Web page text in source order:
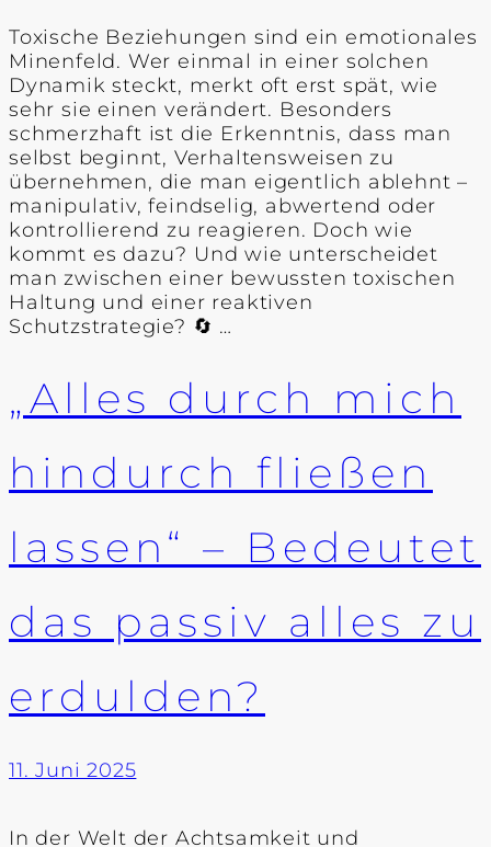
Toxische Beziehungen sind ein emotionales
Minenfeld. Wer einmal in einer solchen
Dynamik steckt, merkt oft erst spät, wie
sehr sie einen verändert. Besonders
schmerzhaft ist die Erkenntnis, dass man
selbst beginnt, Verhaltensweisen zu
übernehmen, die man eigentlich ablehnt –
manipulativ, feindselig, abwertend oder
kontrollierend zu reagieren. Doch wie
kommt es dazu? Und wie unterscheidet
man zwischen einer bewussten toxischen
Haltung und einer reaktiven
Schutzstrategie? 🔄 …
„Alles durch mich
hindurch fließen
lassen“ – Bedeutet
das passiv alles zu
erdulden?
11. Juni 2025
In der Welt der Achtsamkeit und